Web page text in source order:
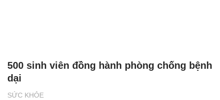
SỨC KHỎE
500 sinh viên đồng hành phòng chống bệnh
dại